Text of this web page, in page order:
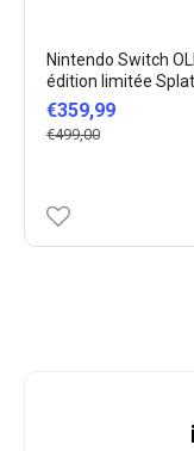
Nintendo Switch
édition limitée
€359,99
€499,00